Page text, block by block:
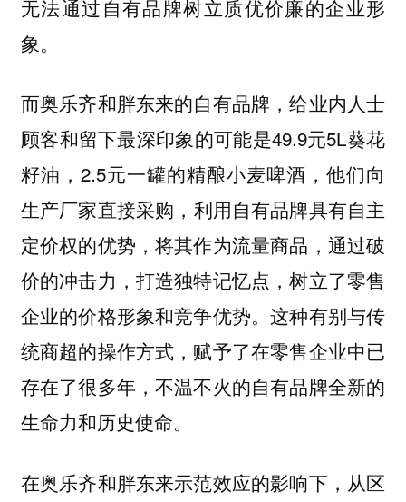
无法通过自有品牌树立质优价廉的企业形
象。
而奥乐齐和胖东来的自有品牌，给业内人士
顾客和留下最深印象的可能是49.9元5L葵花
籽油，2.5元一罐的精酿小麦啤酒，他们向
生产厂家直接采购， 利用自有品牌具有自主
定价权的优势，将其作为流量商品，通过破
价的冲击力，打造独特记忆点，树立了零售
企业的价格形象和竞争优势。这种有别与传
统商超的操作方式，赋予了在零售企业中已
存在了很多年，不温不火的自有品牌全新的
生命力和历史使命。
在奥乐齐和胖东来示范效应的影响下，从区